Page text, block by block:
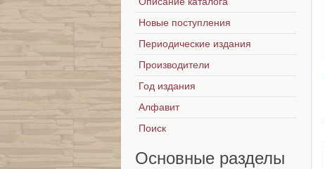
Новые поступления
Периодические издания
Производители
Год издания
Алфавит
Поиск
Основные разделы